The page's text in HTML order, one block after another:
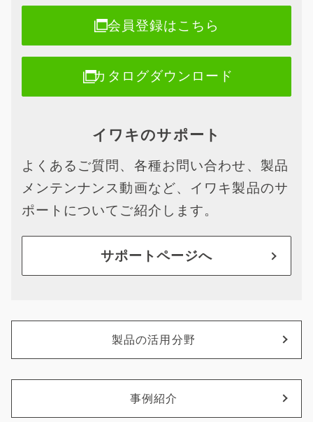
会員登録はこちら
カタログダウンロード
イワキのサポート
よくあるご質問、各種お問い合わせ、製品
メンテンナンス動画など、イワキ製品のサ
ポートについてご紹介します。
サポートページへ
製品の活用分野
事例紹介